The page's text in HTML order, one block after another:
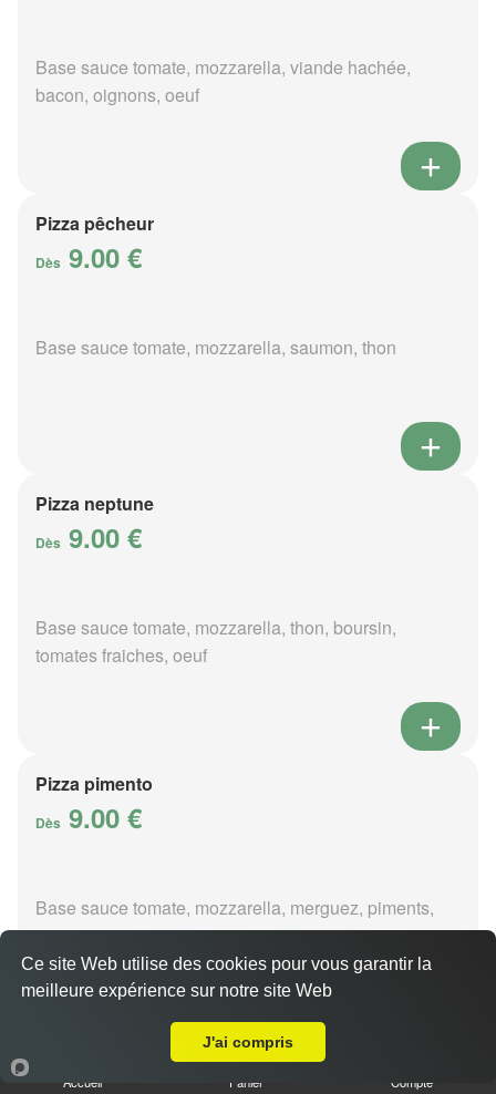
Base sauce tomate, mozzarella, viande hachée,
bacon, oignons, oeuf
Pizza pêcheur
Dès 9.00 €
Base sauce tomate, mozzarella, saumon, thon
Pizza neptune
Dès 9.00 €
Base sauce tomate, mozzarella, thon, boursin,
tomates fraiches, oeuf
Pizza pimento
Dès 9.00 €
Base sauce tomate, mozzarella, merguez, piments,
oignons
Accueil Panier Compte
Ce site Web utilise des cookies pour vous garantir la
meilleure expérience sur notre site Web
J'ai compris